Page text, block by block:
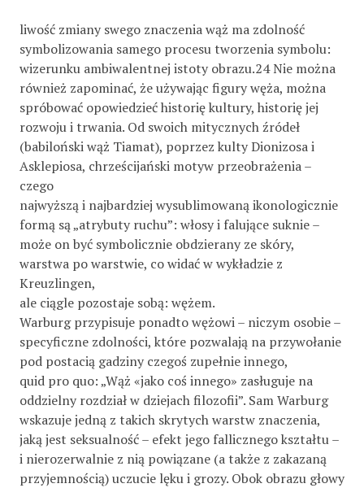
liwość zmiany swego znaczenia wąż ma zdolność
symbolizowania samego procesu tworzenia symbolu:
wizerunku ambiwalentnej istoty obrazu.24 Nie można
również zapominać, że używając figury węża, można
spróbować opowiedzieć historię kultury, historię jej
rozwoju i trwania. Od swoich mitycznych źródeł
(babiloński wąż Tiamat), poprzez kulty Dionizosa i
Asklepiosa, chrześcijański motyw przeobrażenia –
czego
najwyższą i najbardziej wysublimowaną ikonologicznie
formą są „atrybuty ruchu”: włosy i falujące suknie –
może on być symbolicznie obdzierany ze skóry,
warstwa po warstwie, co widać w wykładzie z
Kreuzlingen,
ale ciągle pozostaje sobą: wężem.
Warburg przypisuje ponadto wężowi – niczym osobie –
specyficzne zdolności, które pozwalają na przywołanie
pod postacią gadziny czegoś zupełnie innego,
quid pro quo: „Wąż «jako coś innego» zasługuje na
oddzielny rozdział w dziejach filozofii”. Sam Warburg
wskazuje jedną z takich skrytych warstw znaczenia,
jaką jest seksualność – efekt jego fallicznego kształtu –
i nierozerwalnie z nią powiązane (a także z zakazaną
przyjemnością) uczucie lęku i grozy. Obok obrazu głowy